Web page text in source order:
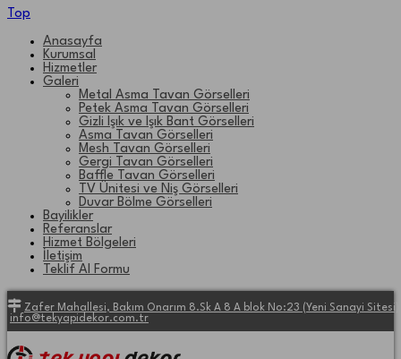
Top
Anasayfa
Kurumsal
Hizmetler
Galeri
Metal Asma Tavan Görselleri
Petek Asma Tavan Görselleri
Gizli Işık ve Işık Bant Görselleri
Asma Tavan Görselleri
Mesh Tavan Görselleri
Gergi Tavan Görselleri
Baffle Tavan Görselleri
TV Ünitesi ve Niş Görselleri
Duvar Bölme Görselleri
Bayilikler
Referanslar
Hizmet Bölgeleri
İletişim
Teklif Al Formu
Zafer Mahallesi, Bakım Onarım 8.Sk A 8 A blok No:23 (Yeni Sanayi Sitesi)
info@tekyapidekor.com.tr